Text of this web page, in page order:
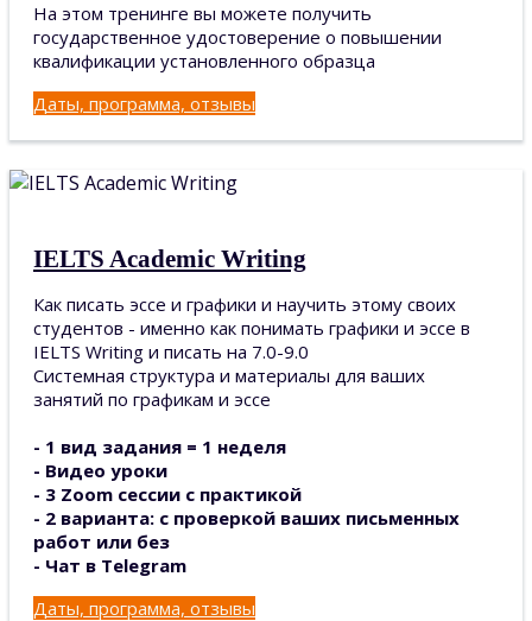
На этом тренинге вы можете получить
государственное удостоверение о повышении
квалификации установленного образца
Даты, программа, отзывы
IELTS Academic Writing
Как писать эссе и графики и научить этому своих
студентов - именно как понимать графики и эссе в
IELTS Writing и писать на 7.0-9.0
Системная структура и материалы для ваших
занятий по графикам и эссе
- 1 вид задания = 1 неделя
- Видео уроки
- 3 Zoom сессии с практикой
- 2 варианта: с проверкой ваших письменных
работ или без
- Чат в Telegram
Даты, программа, отзывы